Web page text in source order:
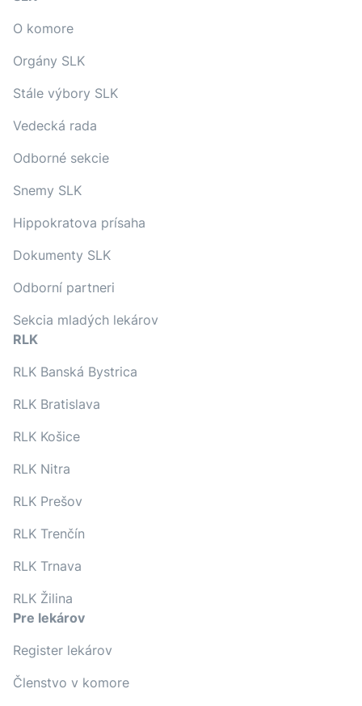
O komore
Orgány SLK
Stále výbory SLK
Vedecká rada
Odborné sekcie
Snemy SLK
Hippokratova prísaha
Dokumenty SLK
Odborní partneri
Sekcia mladých lekárov
RLK
RLK Banská Bystrica
RLK Bratislava
RLK Košice
RLK Nitra
RLK Prešov
RLK Trenčín
RLK Trnava
RLK Žilina
Pre lekárov
Register lekárov
Členstvo v komore